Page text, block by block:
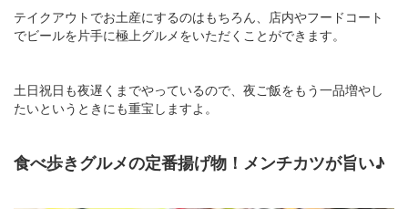
テイクアウトでお土産にするのはもちろん、店内やフードコート
でビールを片手に極上グルメをいただくことができます。
土日祝日も夜遅くまでやっているので、夜ご飯をもう一品増やし
たいというときにも重宝しますよ。
食べ歩きグルメの定番揚げ物！メンチカツが旨い♪